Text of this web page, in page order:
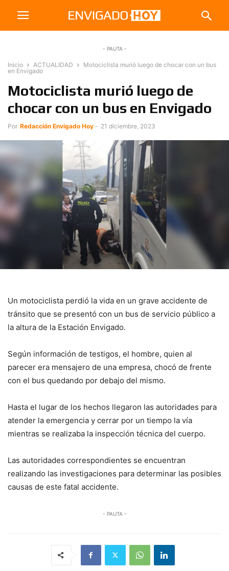
- PAUTA -
Inicio ACTUALIDAD
Motociclista murió luego de chocar con un bus
en Envigado
Motociclista murió luego de
chocar con un bus en Envigado
Por Redacción Envigado Hoy - 21 diciembre, 2023
Un motociclista perdió la vida en un grave accidente de
tránsito que se presentó con un bus de servicio público a
la altura de la Estación Envigado.
Según información de testigos, el hombre, quien al
parecer era mensajero de una empresa, chocó de frente
con el bus quedando por debajo del mismo.
Hasta el lugar de los hechos llegaron las autoridades para
atender la emergencia y cerrar por un tiempo la vía
mientras se realizaba la inspección técnica del cuerpo.
Las autoridades correspondientes se encuentran
realizando las investigaciones para determinar las posibles
causas de este fatal accidente.
- PAUTA -